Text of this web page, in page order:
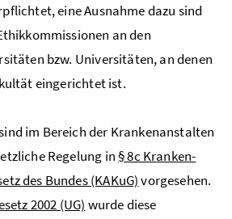
eine Ausnahme dazu sind
an den
bzw. Universitäten, an denen
eingerichtet ist.
im Bereich der Krankenanstalten
Regelung in§ 8c Kranken-
des Bundes (KAKuG)vorgesehen.
2002 (UG) wurde diese